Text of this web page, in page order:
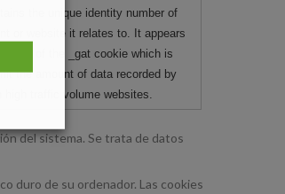
the unique identity number of
or website it relates to. It appears
of the _gat cookie which is
the amount of data recorded by
high traffic volume websites.
del sistema. Se trata de datos
duro de su ordenador. Las cookies